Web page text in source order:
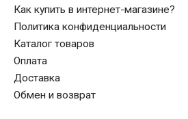
Как купить в интернет-магазине?
Политика конфиденциальности
Каталог товаров
Оплата
Доставка
Обмен и возврат